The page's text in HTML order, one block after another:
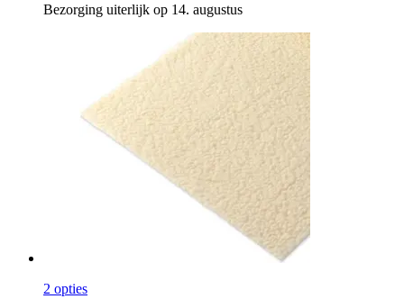
Bezorging uiterlijk op 14. augustus
2 opties